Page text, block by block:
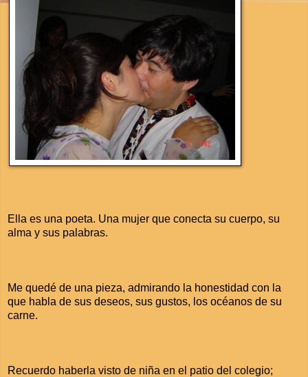
Ella es una poeta. Una mujer que conecta su cuerpo, su
alma y sus palabras.
Me quedé de una pieza, admirando la honestidad con la
que habla de sus deseos, sus gustos, los océanos de su
carne.
Recuerdo haberla visto de niña en el patio del colegio;